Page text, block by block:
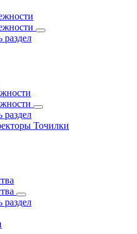
раздел
раздел
Точилки
раздел